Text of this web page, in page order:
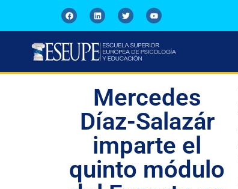
Mercedes
Díaz-Salazár
imparte el
quinto módulo